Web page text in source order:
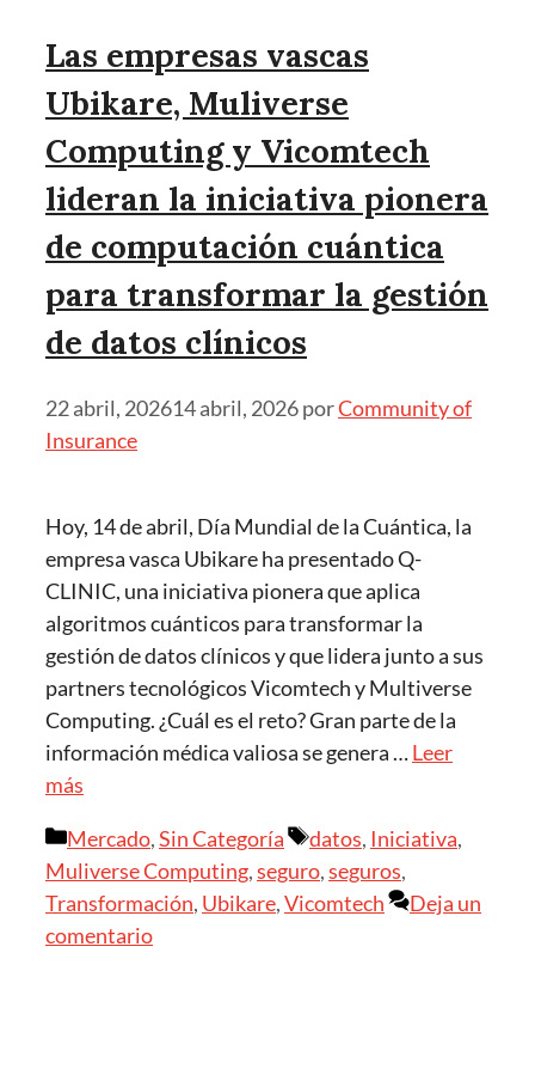
Las empresas vascas
Ubikare, Muliverse
Computing y Vicomtech
lideran la iniciativa pionera
de computación cuántica
para transformar la gestión
de datos clínicos
22 abril, 202614 abril, 2026porCommunity of
Insurance
Hoy, 14 de abril, Día Mundial de la Cuántica, la
empresa vasca Ubikare ha presentado Q-
CLINIC, una iniciativa pionera que aplica
algoritmos cuánticos para transformar la
gestión de datos clínicos y que lidera junto a sus
partners tecnológicos Vicomtech y Multiverse
Computing. ¿Cuál es el reto? Gran parte de la
información médica valiosa se genera …Leer
más
Mercado,Sin Categoría datos, Iniciativa,
Muliverse Computing,seguro,seguros,
Transformación, Ubikare,Vicomtech
Deja un
comentario